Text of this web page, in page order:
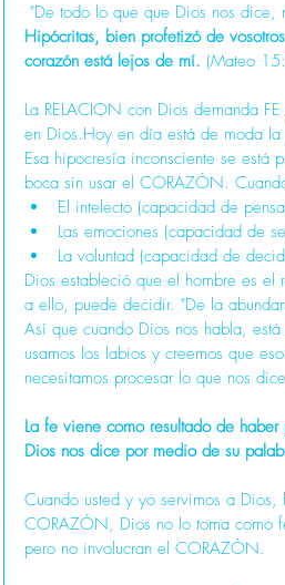
"De todo lo que que Dios nos dice,
Hipócritas, bien profetizó de
corazón está lejos de mí. (Mateo
La RELACION con Dios demanda
en Dios.Hoy en día está de moda
Esa hipocresía inconsciente se está
boca sin usar el CORAZÓN.
El intelecto (capacidad de
Las emociones (capacidad de
La voluntad (capacidad de
Dios estableció que el hombre es
a ello, puede decidir. "De la
Así que cuando Dios nos habla,
usamos los labios y creemos que
necesitamos procesar lo que nos
La fe viene como resultado de
Dios nos dice por medio de su
Cuando usted y yo servimos a
CORAZÓN, Dios no lo toma como
pero no involucran el CORAZÓN.